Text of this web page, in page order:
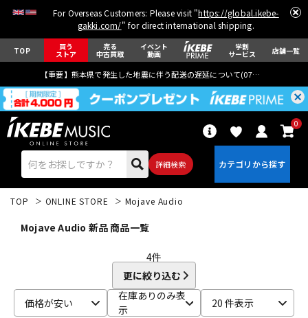
For Overseas Customers: Please visit "https://global.ikebe-
gakki.com/" for direct international shipping.
TOP 買う
ストア
売る
中古買取
イベント
動画
学割
サービス 店舗一覧
【重要】熊本県で発生した地震に伴う配送の遅延について(07月29日
詳細検索
0
TOP ONLINE STORE Mojave Audio
Mojave Audio 新品 商品一覧
4件
更に絞り込む
価格が安い
在庫ありのみ表
示
20 件表示